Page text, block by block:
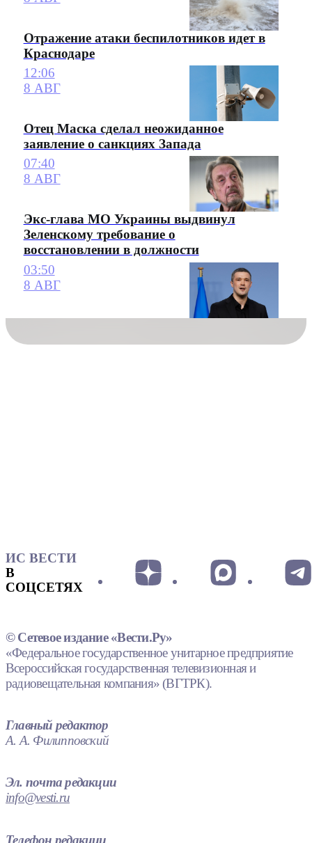
Отражение атаки беспилотников идет в
Краснодаре
12:06
8 АВГ
Отец Маска сделал неожиданное
заявление о санкциях Запада
07:40
8 АВГ
Экс-глава МО Украины выдвинул
Зеленскому требование о
восстановлении в должности
03:50
8 АВГ
ИС ВЕСТИ
В
СОЦСЕТЯХ
© Сетевое издание «Вести.Ру»
«Федеральное государственное унитарное предприятие
Всероссийская государственная телевизионная и
радиовещательная компания» (ВГТРК).
Главный редактор
А. А. Филипповский
Эл. почта редакции
info@vesti.ru
Телефон редакции